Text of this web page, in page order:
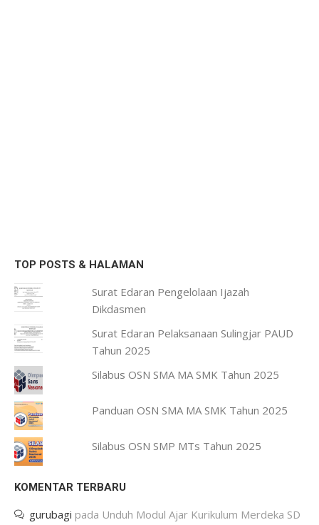
TOP POSTS & HALAMAN
Surat Edaran Pengelolaan Ijazah
Dikdasmen
Surat Edaran Pelaksanaan Sulingjar PAUD
Tahun 2025
Silabus OSN SMA MA SMK Tahun 2025
Panduan OSN SMA MA SMK Tahun 2025
Silabus OSN SMP MTs Tahun 2025
KOMENTAR TERBARU
gurubagi pada Unduh Modul Ajar Kurikulum Merdeka SD